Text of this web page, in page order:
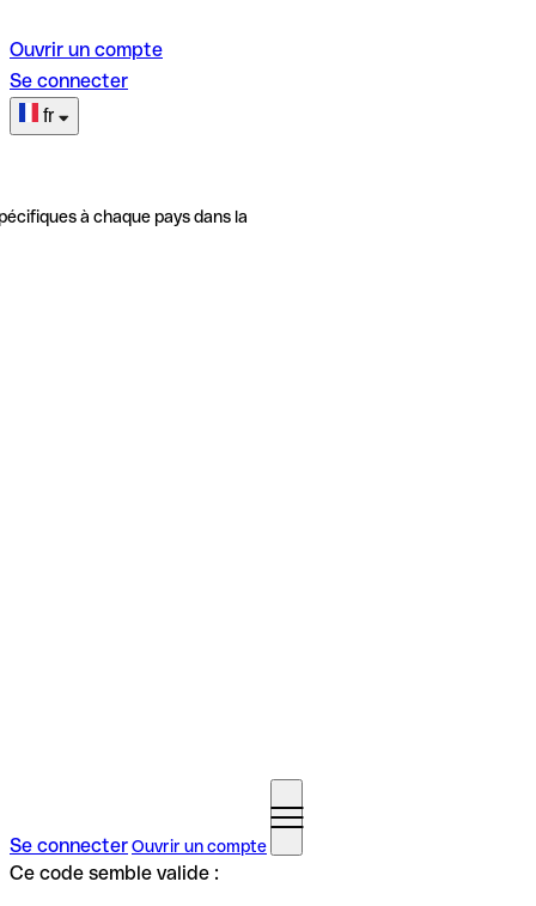
Ouvrir un compte
Se connecter
fr
à chaque pays dans la
Se connecterOuvrir un compte
Ce code semble valide :